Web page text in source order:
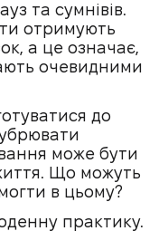
та сумнівів.
отримують
а це означає,
очевидними
до
може бути
Що можуть
в цьому?
практику.